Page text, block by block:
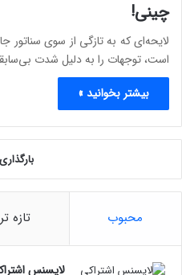
چینی!
است، توجهات را به دلیل شدت
بیشتر بخوانید »
محبوب تازه
لایسنس